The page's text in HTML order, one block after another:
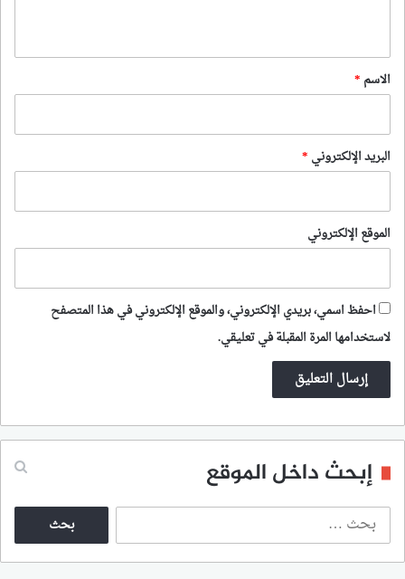
*
الاسم *
البريد الإلكتروني *
الموقع الإلكتروني
احفظ اسمي، بريدي الإلكتروني، والموقع الإلكتروني في هذا المتصفح
لاستخدامها المرة المقبلة في تعليقي.
إبحث داخل الموقع